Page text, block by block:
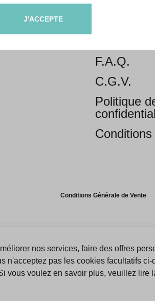
J'ACCEPTE
F.A.Q.
C.G.V.
Politique
Conditions Générale de Vente
nos services, faire des offres
n'acceptez pas les cookies facultatifs ci-
vous voulez en savoir plus, veuillez lire